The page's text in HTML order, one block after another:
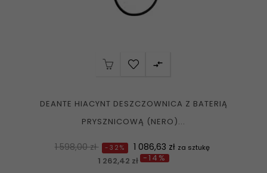

DEANTE HIACYNT DESZCZOWNICA Z BATERIĄ
PRYSZNICOWĄ (NERO)...
Normalna
1 598,00 zł -32% Cena
1 086,63 zł za sztukę
1 262,42 zł -14%